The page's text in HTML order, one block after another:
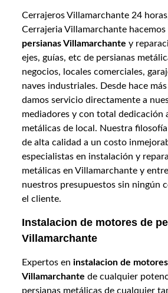
Cerrajeros Villamarchante 24
Cerrajeria Villamarchante hacemos
persianas Villamarchante y
ejes, guías, etc de persianas
negocios, locales comerciales,
naves industriales. Desde hace
damos servicio directamente a
mediadores y con total dedicación
metálicas de local. Nuestra
de alta calidad a un costo
especialistas en instalación y
metálicas en Villamarchante y
nuestros presupuestos sin ningún
el cliente.
Instalacion de motores de
Villamarchante
Expertos eninstalacion de
Villamarchante de cualquier
persianas metálicas de cualquier